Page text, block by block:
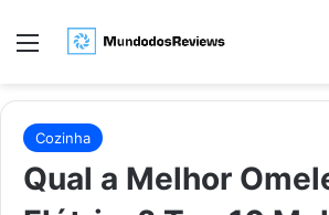
Menu
Cozinha
Qual a Melhor